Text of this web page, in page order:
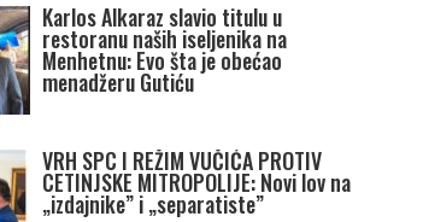
Karlos Alkaraz slavio titulu u
restoranu naših iseljenika na
Menhetnu: Evo šta je obećao
menadžeru Gutiću
VRH SPC I REŽIM VUČIĆA PROTIV
CETINJSKE MITROPOLIJE: Novi lov na
„izdajnike” i „separatiste”